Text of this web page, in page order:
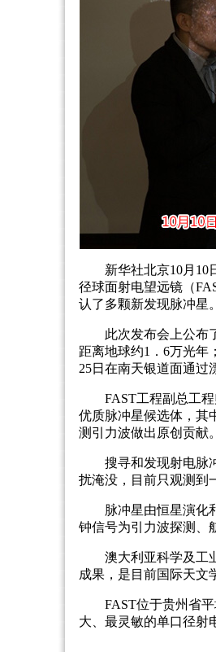
新华社北京10月10
径球面射电望远镜（
认了多颗新发现脉冲星
此次发布会上公布
距离地球约1．6万光年
25日在南天银道面通过
FAST工程副总工
优质脉冲星候选体，其
测引力波做出原创贡献。
搜寻和发现射电脉
扰淹没，目前只观测到
脉冲星由恒星演化
钟信号为引力波探测、
澳大利亚科学及工
成果，是目前国际天文
FAST位于贵州省
大、最灵敏的单口径射